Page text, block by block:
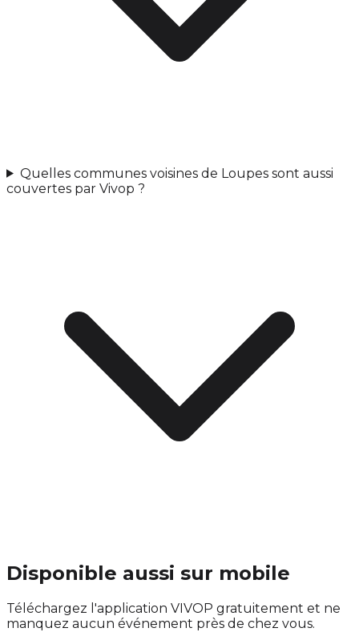
Quelles communes voisines de Loupes sont aussi
couvertes par Vivop ?
Disponible aussi sur mobile
Téléchargez l'application VIVOP gratuitement et ne
manquez aucun événement près de chez vous.